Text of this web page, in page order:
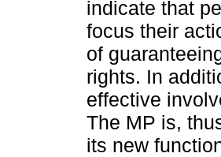
indicate that
focus their
of
rights. In
effective
The MP is,
its new